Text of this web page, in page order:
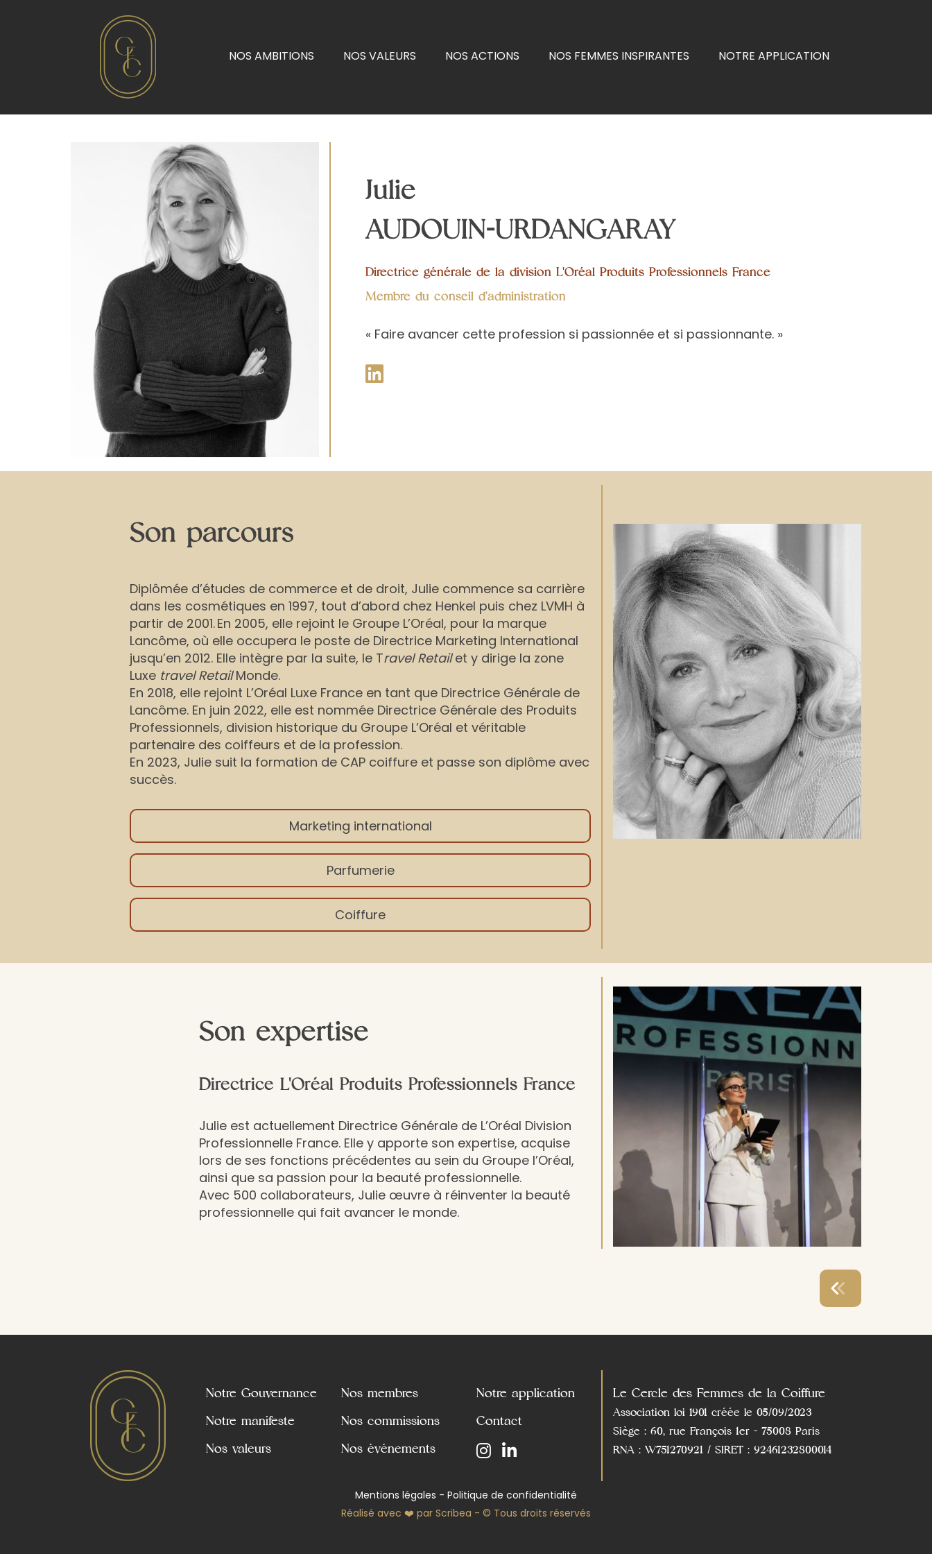
NOS AMBITIONS NOS VALEURS NOS ACTIONS NOS FEMMES INSPIRANTES NOTRE APPLICATION
Julie
AUDOUIN-URDANGARAY
Directrice générale de la division L'Oréal Produits Professionnels France
Membre du conseil d'administration
« Faire avancer cette profession si passionnée et si passionnante. »
Son parcours
Diplômée d’études de commerce et de droit, Julie commence sa carrière
dans les cosmétiques en 1997, tout d’abord chez Henkel puis chez LVMH à
partir de 2001. En 2005, elle rejoint le Groupe L’Oréal, pour la marque
Lancôme, où elle occupera le poste de Directrice Marketing International
jusqu’en 2012. Elle intègre par la suite, le Travel Retailet y dirige la zone
Luxe travel RetailMonde.
En 2018, elle rejoint L’Oréal Luxe France en tant que Directrice Générale de
Lancôme. En juin 2022, elle est nommée Directrice Générale des Produits
Professionnels, division historique du Groupe L’Oréal et véritable
partenaire des coiffeurs et de la profession.
En 2023, Julie suit la formation de CAP coiffure et passe son diplôme avec
succès.
Marketing international
Parfumerie
Coiffure
Son expertise
Directrice L'Oréal Produits Professionnels France
Julie est actuellement Directrice Générale de L’Oréal Division
Professionnelle France. Elle y apporte son expertise, acquise
lors de ses fonctions précédentes au sein du Groupe l’Oréal,
ainsi que sa passion pour la beauté professionnelle.
Avec 500 collaborateurs, Julie œuvre à réinventer la beauté
professionnelle qui fait avancer le monde.
Notre Gouvernance
Notre manifeste
Nos valeurs
Nos membres
Nos commissions
Nos événements
Notre application
Contact
Le Cercle des Femmes de la Coiffure
Association loi 1901 créée le 05/09/2023
Siège : 60, rue François 1er - 75008 Paris
RNA : W751270921 / SIRET : 92461232800014
Mentions légales - Politique de confidentialité
Réalisé avec ❤️ par Scribea - © Tous droits réservés